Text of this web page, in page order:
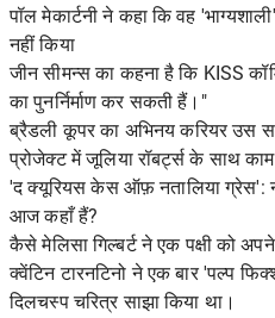
पॉल मेकार्टनी ने कहा कि वह
नहीं किया
जीन सीमन्स का कहना है कि KISS
का पुनर्निर्माण कर सकती हैं।"
ब्रैडली कूपर का अभिनय करियर उस
प्रोजेक्ट में जूलिया रॉबर्ट्स के साथ
'द क्यूरियस केस ऑफ़ नतालिया ग्रेस':
आज कहाँ हैं?
कैसे मेलिसा गिल्बर्ट ने एक पक्षी को
क्वेंटिन टारनटिनो ने एक बार 'पल्प
दिलचस्प चरित्र साझा किया था।